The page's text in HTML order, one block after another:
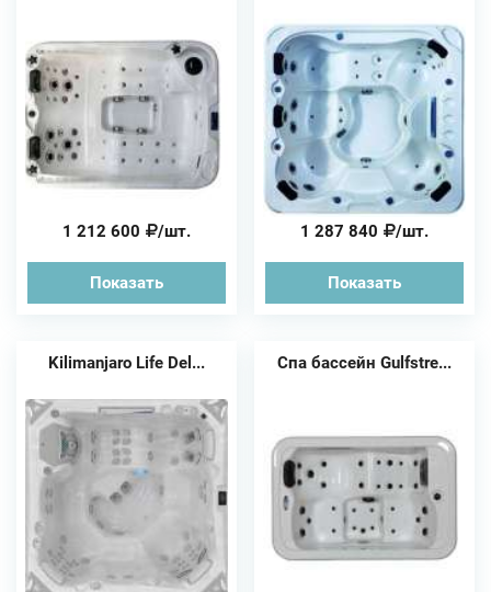
1 212 600 /шт.
Показать
1 287 840 /шт.
Показать
Kilimanjaro Life Del... Спа бассейн Gulfstre...